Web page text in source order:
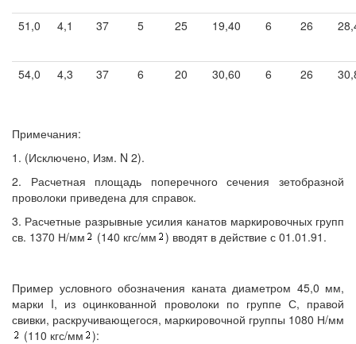
51,0 4,1 37 5 25 19,40 6 26
54,0 4,3 37 6 20 30,60 6 26
Примечания:
1. (Исключено, Изм. N 2).
2. Расчетная площадь поперечного сечения зетобразной
проволоки приведена для справок.
3. Расчетные разрывные усилия канатов маркировочных групп
св. 1370 Н/мм
(140 кгс/мм ) вводят в действие с 01.01.91.
Пример условного обозначения каната диаметром 45,0 мм,
марки I, из оцинкованной проволоки по группе С, правой
свивки, раскручивающегося, маркировочной группы 1080 Н/мм
(110 кгс/мм ):